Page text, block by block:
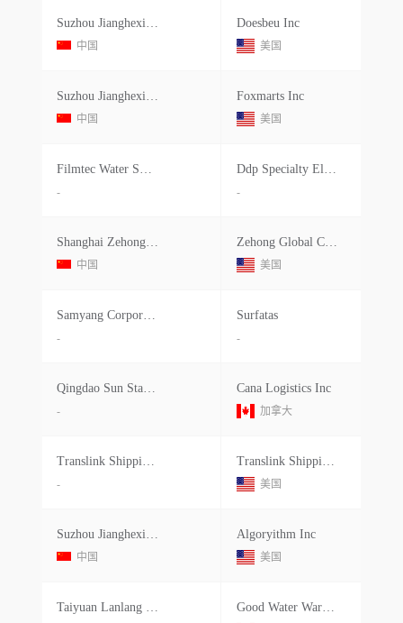
Suzhou Jianghexingyao International
中国
Doesbeu Inc
美国
Suzhou Jianghexingyao International
中国
Foxmarts Inc
美国
Filmtec Water Switzerland Gmbh
-
Ddp Specialty Electronic Materials
-
Shanghai Zehong International Logi
中国
Zehong Global Canada Inc.
美国
Samyang Corporaion
-
Surfatas
-
Qingdao Sun Star International
-
Cana Logistics Inc
加拿大
Translink Shipping Incorporation
-
Translink Shipping, Inc.
美国
Suzhou Jianghexingyao International
中国
Algoryithm Inc
美国
Taiyuan Lanlang Technology Industri Good Water Warehouse Inc.